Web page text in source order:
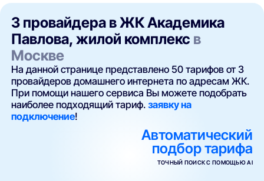
3 провайдера в ЖК Академика
Павлова, жилой комплекс в
Москве
На данной странице представлено 50 тарифов от 3
провайдеров домашнего интернета по адресам ЖК.
При помощи нашего сервиса Вы можете подобрать
наиболее подходящий тариф.заявку на
подключение!
Автоматический
подбор тарифа
ТОЧНЫЙ ПОИСК С ПОМОЩЬЮ AI